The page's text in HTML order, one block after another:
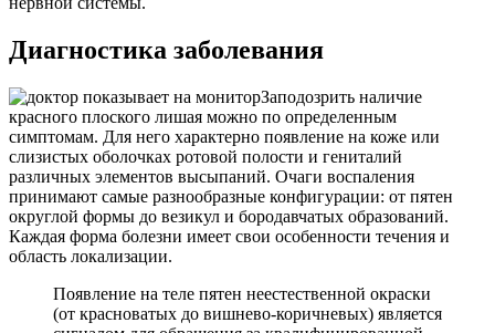
Диагностика заболевания
Заподозрить наличие
красного плоского лишая можно по определенным
симптомам. Для него характерно появление на коже или
слизистых оболочках ротовой полости и гениталий
различных элементов высыпаний. Очаги воспаления
принимают самые разнообразные конфигурации: от пятен
округлой формы до везикул и бородавчатых образований.
Каждая форма болезни имеет свои особенности течения и
область локализации.
Появление на теле пятен неестественной окраски
(от красноватых до вишнево-коричневых) является